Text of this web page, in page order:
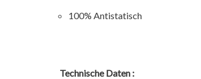
100% Antistatisch
Technische Daten :